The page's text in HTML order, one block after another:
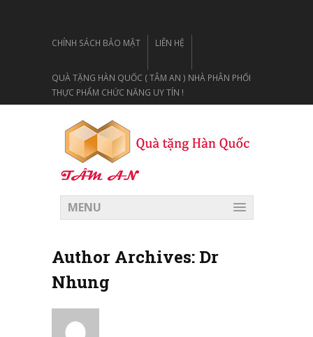
CHÍNH SÁCH BẢO MẬT LIÊN HỆ
QUÀ TẶNG HÀN QUỐC ( TÂM AN ) NHÀ PHÂN PHỐI
THỰC PHẨM CHỨC NĂNG UY TÍN !
MENU
Author Archives: Dr
Nhung